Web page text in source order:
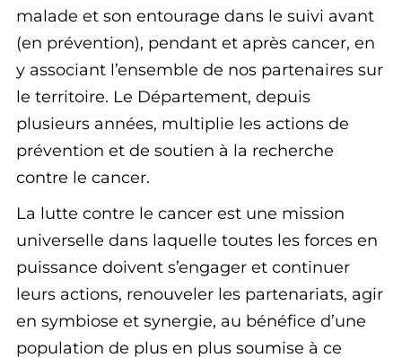
malade et son entourage dans le suivi avant
(en prévention), pendant et après cancer, en
y associant l’ensemble de nos partenaires sur
le territoire. Le Département, depuis
plusieurs années, multiplie les actions de
prévention et de soutien à la recherche
contre le cancer.
La lutte contre le cancer est une mission
universelle dans laquelle toutes les forces en
puissance doivent s’engager et continuer
leurs actions, renouveler les partenariats, agir
en symbiose et synergie, au bénéfice d’une
population de plus en plus soumise à ce